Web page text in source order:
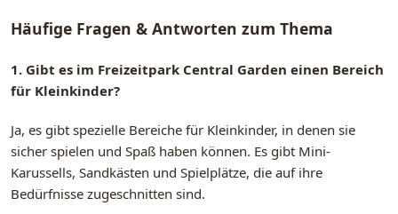
Häufige Fragen & Antworten zum Thema
1. Gibt es im Freizeitpark Central Garden einen Bereich
für Kleinkinder?
Ja, es gibt spezielle Bereiche für Kleinkinder, in denen sie
sicher spielen und Spaß haben können. Es gibt Mini-
Karussells, Sandkästen und Spielplätze, die auf ihre
Bedürfnisse zugeschnitten sind.